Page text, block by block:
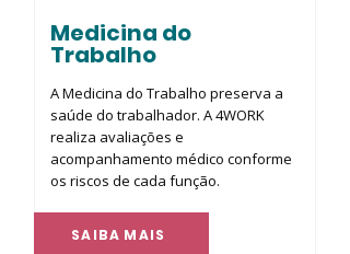
Medicina do
Trabalho
A Medicina do Trabalho preserva a
saúde do trabalhador. A 4WORK
realiza avaliações e
acompanhamento médico conforme
os riscos de cada função.
SAIBA MAIS